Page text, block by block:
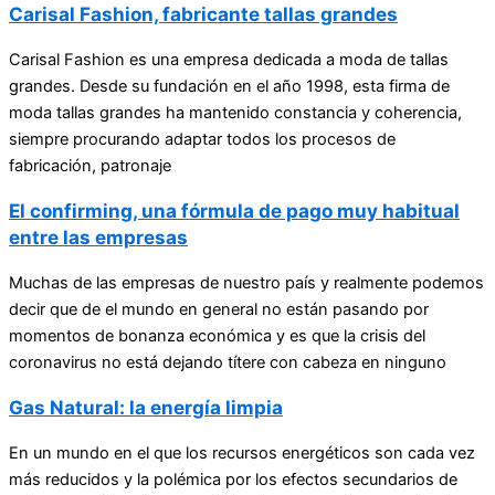
Carisal Fashion, fabricante tallas grandes
Carisal Fashion es una empresa dedicada a moda de tallas
grandes. Desde su fundación en el año 1998, esta firma de
moda tallas grandes ha mantenido constancia y coherencia,
siempre procurando adaptar todos los procesos de
fabricación, patronaje
El confirming, una fórmula de pago muy habitual
entre las empresas
Muchas de las empresas de nuestro país y realmente podemos
decir que de el mundo en general no están pasando por
momentos de bonanza económica y es que la crisis del
coronavirus no está dejando títere con cabeza en ninguno
Gas Natural: la energía limpia
En un mundo en el que los recursos energéticos son cada vez
más reducidos y la polémica por los efectos secundarios de